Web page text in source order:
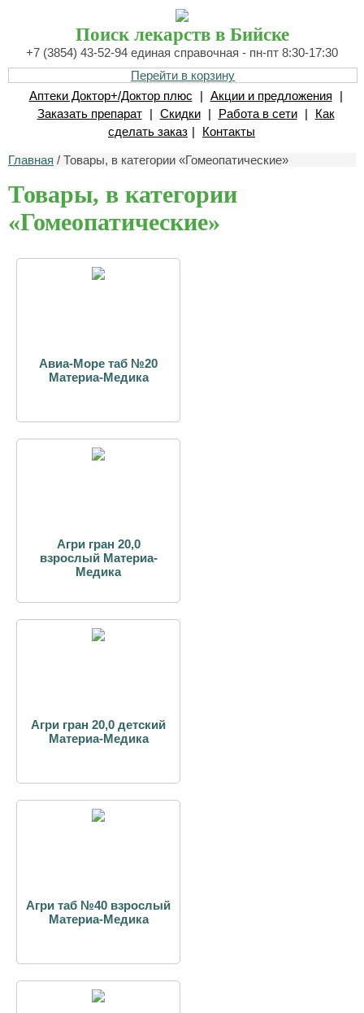
Поиск лекарств в Бийске
+7 (3854) 43-52-94 единая справочная - пн-пт 8:30-17:30
Перейти в корзину
Аптеки Доктор+/Доктор плюс
| Акции и предложения
|
Заказать препарат
| Скидки | Работа в сети |
Как
сделать заказ | Контакты
Главная / Товары, в категории «Гомеопатические»
Товары, в категории
«Гомеопатические»
Авиа-Море таб №20
Материа-Медика
Агри гран 20,0
взрослый Материа-
Медика
Агри гран 20,0 детский
Материа-Медика
Агри таб №40 взрослый
Материа-Медика